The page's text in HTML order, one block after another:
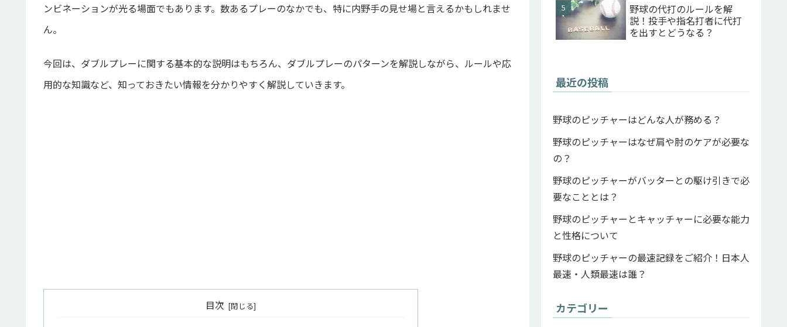
ンビネーションが光る場面でもあります。数あるプレーのなかでも、特に内野手の見せ場と言えるかもしれませ
ん。
今回は、ダブルプレーに関する基本的な説明はもちろん、ダブルプレーのパターンを解説しながら、ルールや応
用的な知識など、知っておきたい情報を分かりやすく解説していきます。
目次
野球の代打のルールを解
説！投手や指名打者に代打
を出すとどうなる？
最近の投稿
野球のピッチャーはどんな人が務める？
野球のピッチャーはなぜ肩や肘のケアが必要な
の？
野球のピッチャーがバッターとの駆け引きで必
要なこととは？
野球のピッチャーとキャッチャーに必要な能力
と性格について
野球のピッチャーの最速記録をご紹介！日本人
最速・人類最速は誰？
カテゴリー